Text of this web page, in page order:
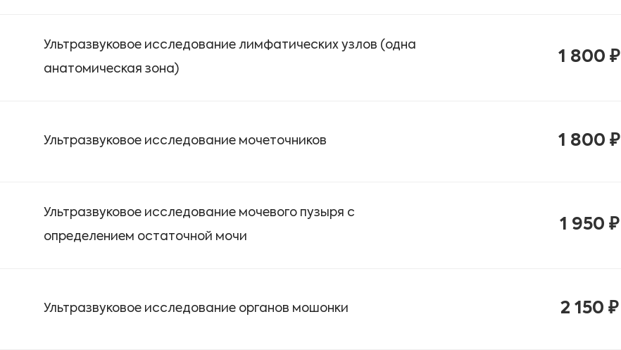
Ультразвуковое исследование лимфатических узлов (одна
анатомическая зона)
1 800 ₽
Ультразвуковое исследование мочеточников 1 800 ₽
Ультразвуковое исследование мочевого пузыря с
определением остаточной мочи
1 950 ₽
Ультразвуковое исследование органов мошонки 2 150 ₽